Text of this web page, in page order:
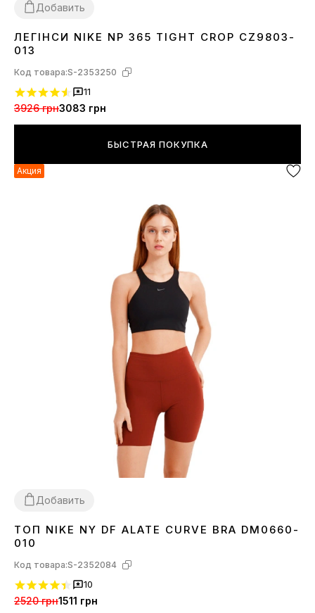
Добавить
M L
ЛЕГІНСИ NIKE NP 365 TIGHT CROP CZ9803-
013
Код товара:S-2353250
11
3926 грн3083 грн
БЫСТРАЯ ПОКУПКА
Акция
Добавить
XS
ТОП NIKE NY DF ALATE CURVE BRA DM0660-
010
Код товара:S-2352084
10
2520 грн1511 грн